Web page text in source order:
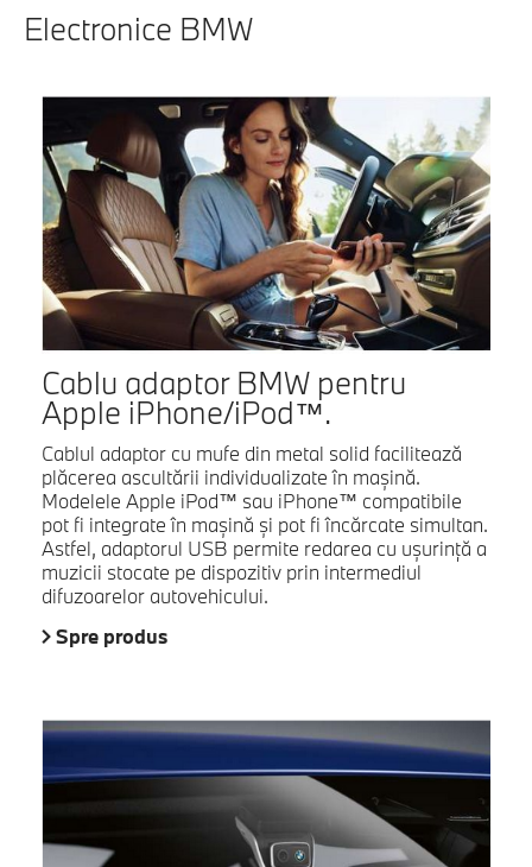
Electronice BMW
Cablu adaptor BMW pentru
Apple iPhone/iPod™.
Cablul adaptor cu mufe din metal solid facilitează
plăcerea ascultării individualizate în maşină.
Modelele Apple iPod™ sau iPhone™ compatibile
pot fi integrate în maşină şi pot fi încărcate simultan.
Astfel, adaptorul USB permite redarea cu uşurinţă a
muzicii stocate pe dispozitiv prin intermediul
difuzoarelor autovehicului.
Spre produs